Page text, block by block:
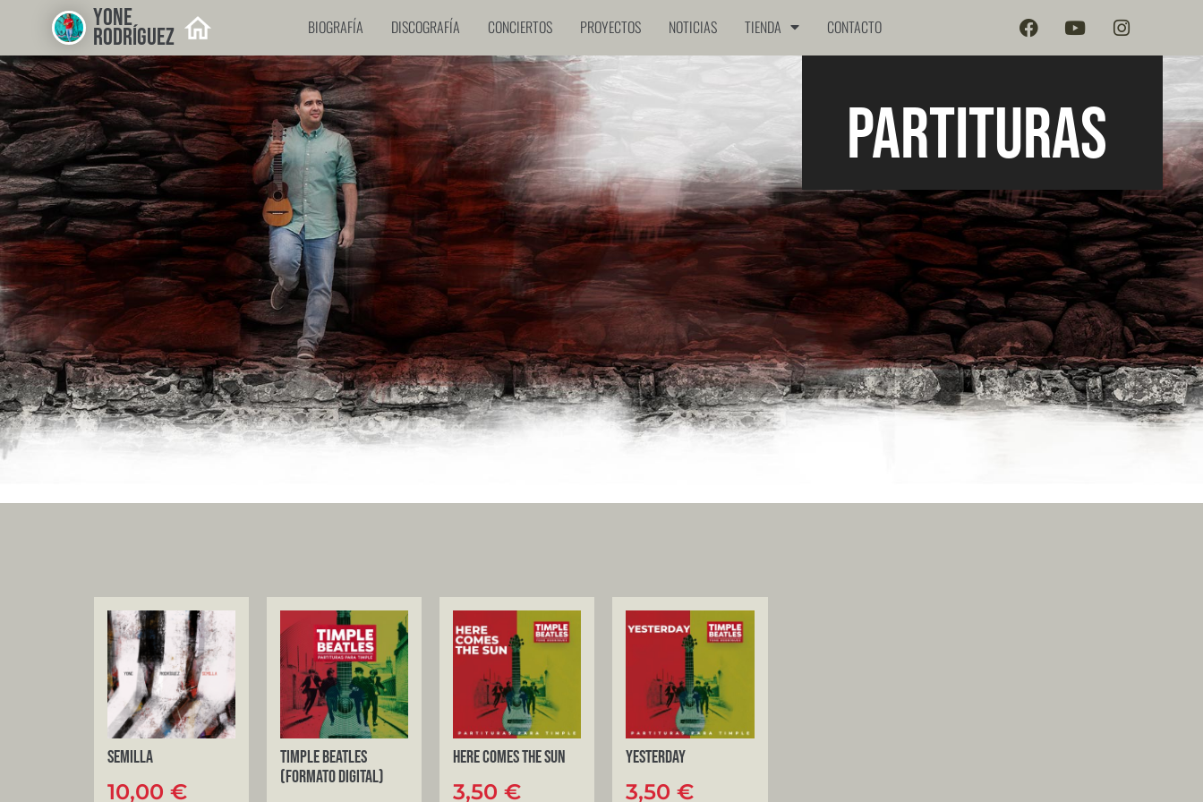
YONE
RODRÍGUEZ BIOGRAFÍA DISCOGRAFÍA CONCIERTOS PROYECTOS NOTICIAS TIENDA CONTACTO
Partituras
Semilla
10,00 €
Timple Beatles
(Formato Digital)
Here comes the sun
3,50€
Yesterday
3,50€